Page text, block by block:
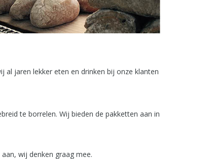
jaren lekker eten en drinken bij onze klanten
te borrelen. Wij bieden de pakketten aan in
wij denken graag mee.